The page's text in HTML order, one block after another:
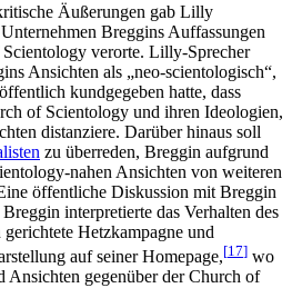
Äußerungen gab Lilly
Breggins Auffassungen
verorte. Lilly-Sprecher
Ansichten als „neo-scientologisch“,
kundgegeben hatte, dass
of Scientology und ihren Ideologien,
distanziere. Darüber hinaus soll
zu überreden, Breggin aufgrund
nahen Ansichten von weiteren
öffentliche Diskussion mit Breggin
interpretierte das Verhalten des
Hetzkampagne und
auf seiner Homepage,[17] wo
Ansichten gegenüber der Church of